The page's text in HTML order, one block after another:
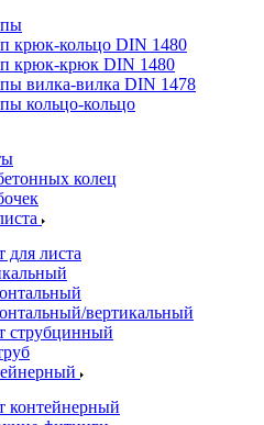
крюк-кольцо DIN 1480
крюк-крюк DIN 1480
вилка-вилка DIN 1478
кольцо-кольцо
колец
для листа
вертикальный
струбцинный
контейнерный